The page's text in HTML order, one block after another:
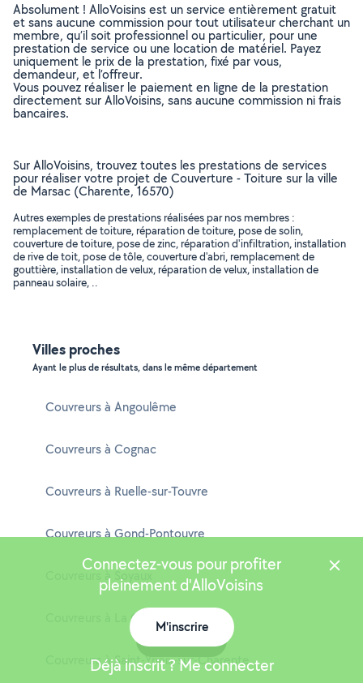
Absolument ! AlloVoisins est un service entièrement gratuit
et sans aucune commission pour tout utilisateur cherchant un
membre, qu’il soit professionnel ou particulier, pour une
prestation de service ou une location de matériel. Payez
uniquement le prix de la prestation, fixé par vous,
demandeur, et l’offreur.
Vous pouvez réaliser le paiement en ligne de la prestation
directement sur AlloVoisins, sans aucune commission ni frais
bancaires.
Sur AlloVoisins, trouvez toutes les prestations de services
pour réaliser votre projet de Couverture - Toiture sur la ville
de Marsac (Charente, 16570)
Autres exemples de prestations réalisées par nos membres :
remplacement de toiture, réparation de toiture, pose de solin,
couverture de toiture, pose de zinc, réparation d'infiltration, installation
de rive de toit, pose de tôle, couverture d'abri, remplacement de
gouttière, installation de velux, réparation de velux, installation de
panneau solaire, ..
Villes proches
Ayant le plus de résultats, dans le même département
Couvreurs à Angoulême
Couvreurs à Cognac
Couvreurs à Ruelle-sur-Touvre
Couvreurs à Gond-Pontouvre
Couvreurs à Soyaux
Couvreurs à La Couronne
Couvreurs à Saint-Yrieix-sur-Charente
Connectez-vous pour profiter
pleinement d'AlloVoisins
M'inscrire
Déjà inscrit ? Me connecter